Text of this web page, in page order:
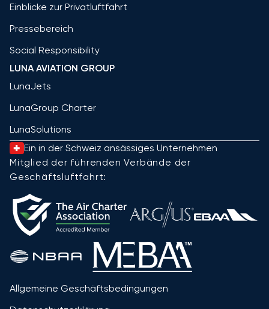
Einblicke zur Privatluftfahrt
Pressebereich
Social Responsibility
LUNA AVIATION GROUP
LunaJets
LunaGroup Charter
LunaSolutions
Ein in der Schweiz ansässiges Unternehmen
Mitglied der führenden Verbände der
Geschäftsluftfahrt:
Allgemeine Geschäftsbedingungen